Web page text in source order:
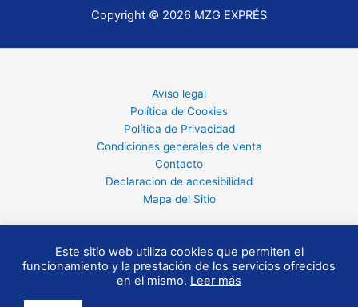
Copyright © 2026 MZG EXPRÉS
Aviso legal
Política de Cookies
Política de Privacidad
Condiciones generales de venta
Contacto
Declaracion de accesibilidad
Mapa del Sitio
Este sitio web utiliza cookies que permiten el
funcionamiento y la prestación de los servicios ofrecidos
en el mismo. Leer más